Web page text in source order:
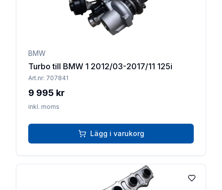
BMW
Turbo till BMW 1 2012/03-2017/11 125i
Art.nr: 707841
9 995 kr
inkl. moms
Lägg i varukorg
Lägg till